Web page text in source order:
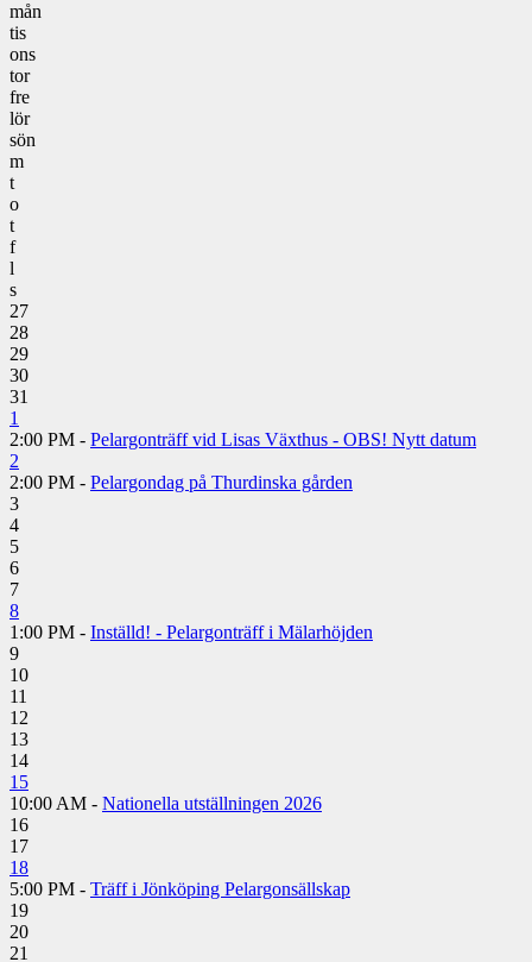
mån
tis
ons
tor
fre
lör
sön
m
t
o
t
f
l
s
27
28
29
30
31
1
2:00 PM - Pelargonträff vid Lisas Växthus - OBS! Nytt datum
2
2:00 PM - Pelargondag på Thurdinska gården
3
4
5
6
7
8
1:00 PM - Inställd! - Pelargonträff i Mälarhöjden
9
10
11
12
13
14
15
10:00 AM - Nationella utställningen 2026
16
17
18
5:00 PM - Träff i Jönköping Pelargonsällskap
19
20
21